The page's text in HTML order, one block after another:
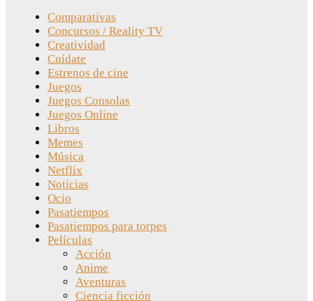
Comparativas
Concursos / Reality TV
Creatividad
Cuídate
Estrenos de cine
Juegos
Juegos Consolas
Juegos Online
Libros
Memes
Música
Netflix
Noticias
Ocio
Pasatiempos
Pasatiempos para torpes
Películas
Acción
Anime
Aventuras
Ciencia ficción